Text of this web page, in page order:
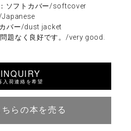
ソフトカバー/softcover
Japanese
バー/dust jacket
題なく良好です。/very good.
INQUIRY
入荷連絡を希望
ちらの本を売る